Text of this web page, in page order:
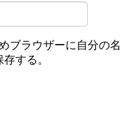
ブラウザーに自分の名
する。